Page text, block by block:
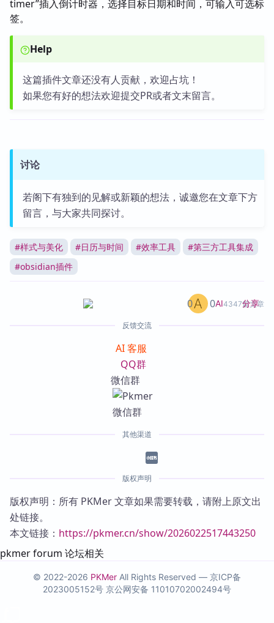
timer”插入倒计时器，选择目标日期和时间，可输入可选标
签。
Help
这篇插件文章还没有人贡献，欢迎占坑！
如果您有好的想法欢迎提交PR或者文末留言。
讨论
若阁下有独到的见解或新颖的想法，诚邀您在文章下方
留言，与大家共同探讨。
#样式与美化 #日历与时间 #效率工具 #第三方工具集成
#obsidian插件
AI4347篇文章
0 0 分享
反馈交流
AI 客服
QQ群
微信群
其他渠道
版权声明
版权声明：所有 PKMer 文章如果需要转载，请附上原文出
处链接。
本文链接： https://pkmer.cn/show/2026022517443250
pkmer forum 论坛相关
© 2022-2026 PKMer All Rights Reserved — 京ICP备
2023005152号 京公网安备 11010702002494号